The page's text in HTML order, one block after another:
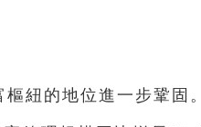
紐的地位進一步鞏固